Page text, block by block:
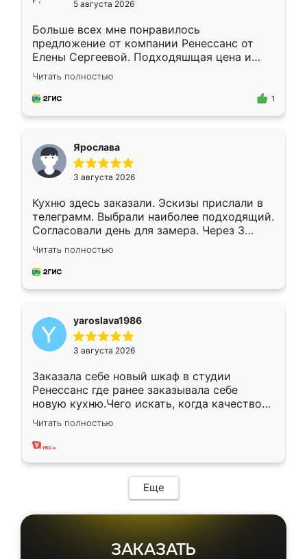
5 августа 2026
Больше всех мне понравилось
предложение от компании Ренессанс от
Елены Сергеевой. Подходяшщая цена и
короткие сроки изготовления. Приехавший
для замера сотрудник Владислав
предложил по моему эскизу самый
Читать полностью
1
Ярослава
3 августа 2026
Кухню здесь заказали. Эскизы прислали в
телеграмм. Выбрали наиболее подходящий.
Согласовали день для замера. Через 3
недели кухня была уже готова. Остались
довольны работой. Спасибо Ренессанс
мебель за качественную работу!
Читать полностью
yaroslava1986
3 августа 2026
Заказала себе новый шкаф в студии
Ренессанс где ранее заказывала себе
новую кухню.Чего искать, когда качеством
вполне довольна. Служит кухня уже почти
два года, нареканий нет.
Читать полностью
Еще
ЗАКАЗАТЬ